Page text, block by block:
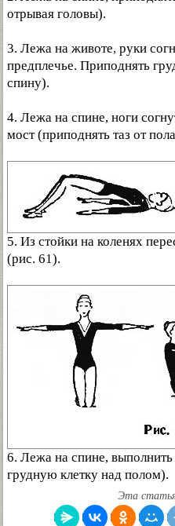
отрывая головы).
3. Лежа на животе, руки
предплечье. Приподнять
спину).
4. Лежа на спине, ноги
мост (приподнять таз от
5. Из стойки на коленях
(рис. 61).
6. Лежа на спине,
грудную клетку над полом).
Эта